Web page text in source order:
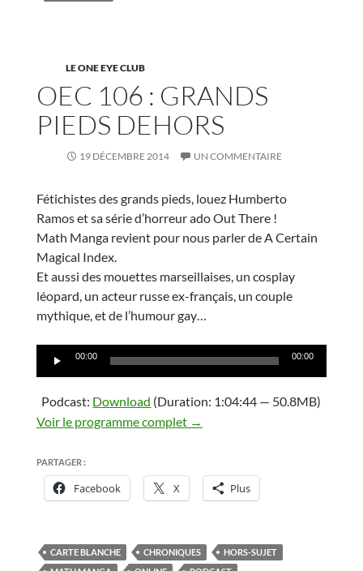
LE ONE EYE CLUB
OEC 106 : GRANDS
PIEDS DEHORS
19 DÉCEMBRE 2014 UN COMMENTAIRE
Fétichistes des grands pieds, louez Humberto
Ramos et sa série d’horreur ado Out There !
Math Manga revient pour nous parler de A Certain
Magical Index.
Et aussi des mouettes marseillaises, un cosplay
léopard, un acteur russe ex-français, un couple
mythique, et de l’humour gay…
Lecteur
00:00 00:00
Podcast: Download (Duration: 1:04:44 — 50.8MB)
Voir le programme complet →
PARTAGER :
Facebook X Plus
CARTE BLANCHE CHRONIQUES
HORS-SUJET